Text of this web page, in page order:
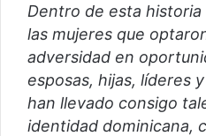
Dentro de esta
las mujeres que
adversidad en
esposas, hijas, líderes
han llevado consigo
identidad dominicana,